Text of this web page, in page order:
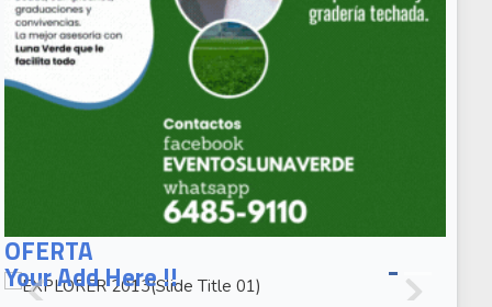
OFERTA
EXPLORER
2013(Slide
EXPLORER
Your Add Here !!